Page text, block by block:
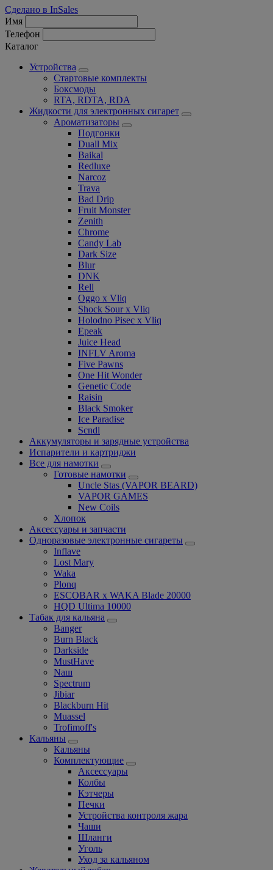
Сделано в InSales
Имя
Телефон
Каталог
Устройства
Стартовые комплекты
Боксмоды
RTA, RDTA, RDA
Жидкости для электронных сигарет
Ароматизаторы
Подгонки
Duall Mix
Baikal
Redluxe
Narcoz
Trava
Bad Drip
Fruit Monster
Zenith
Chrome
Candy Lab
Dark Size
Blur
DNK
Rell
Oggo x Vliq
Shock Sour x Vliq
Holodno Pisec x Vliq
Epeak
Juice Head
INFLV Aroma
Five Pawns
One Hit Wonder
Genetic Code
Raisin
Black Smoker
Ice Paradise
Scndl
Аккумуляторы и зарядные устройства
Испарители и картриджи
Все для намотки
Готовые намотки
Uncle Stas (VAPOR BEARD)
VAPOR GAMES
New Coils
Хлопок
Аксессуары и запчасти
Одноразовые электронные сигареты
Inflave
Lost Mary
Waka
Plonq
ESCOBAR x WAKA Blade 20000
HQD Ultima 10000
Табак для кальяна
Banger
Burn Black
Darkside
MustHave
Nаш
Spectrum
Jibiar
Blackburn Hit
Muassel
Trofimoff's
Кальяны
Кальяны
Комплектующие
Аксессуары
Колбы
Кэтчеры
Печки
Устройства контроля жара
Чаши
Шланги
Уголь
Уход за кальяном